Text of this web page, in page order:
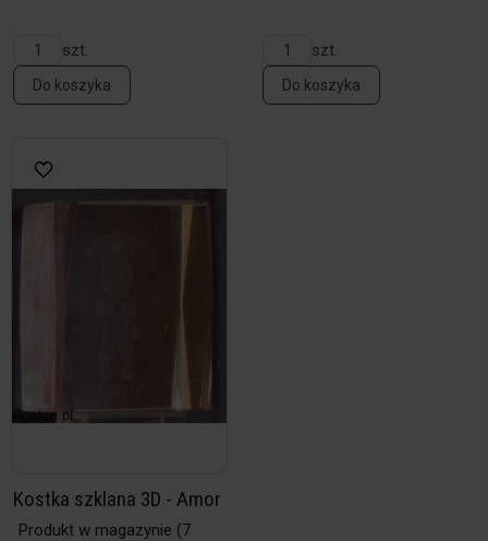
szt.
Do koszyka
szt.
Do koszyka
Kostka szklana 3D - Amor
Produkt w magazynie (7